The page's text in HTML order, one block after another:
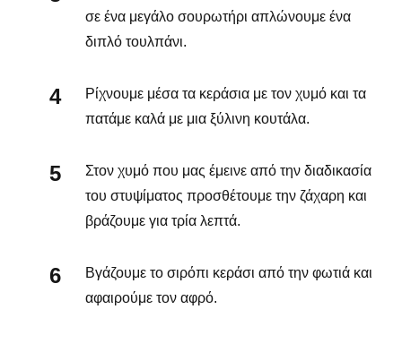
σε ένα μεγάλο σουρωτήρι απλώνουμε ένα
διπλό τουλπάνι.
Ρίχνουμε μέσα τα κεράσια με τον χυμό και τα
πατάμε καλά με μια ξύλινη κουτάλα.
Στον χυμό που μας έμεινε από την διαδικασία
του στυψίματος προσθέτουμε την ζάχαρη και
βράζουμε για τρία λεπτά.
Βγάζουμε το σιρόπι κεράσι από την φωτιά και
αφαιρούμε τον αφρό.